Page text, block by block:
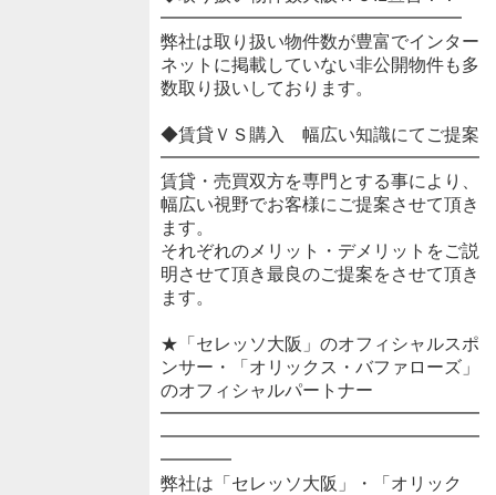
━━━━━━━━━━━━━━━━━
弊社は取り扱い物件数が豊富でインター
ネットに掲載していない非公開物件も多
数取り扱いしております。
◆賃貸ＶＳ購入 幅広い知識にてご提案
━━━━━━━━━━━━━━━━━━
賃貸・売買双方を専門とする事により、
幅広い視野でお客様にご提案させて頂き
ます。
それぞれのメリット・デメリットをご説
明させて頂き最良のご提案をさせて頂き
ます。
★「セレッソ大阪」のオフィシャルスポ
ンサー・「オリックス・バファローズ」
のオフィシャルパートナー
━━━━━━━━━━━━━━━━━━
━━━━━━━━━━━━━━━━━━
━━━━
弊社は「セレッソ大阪」・「オリック